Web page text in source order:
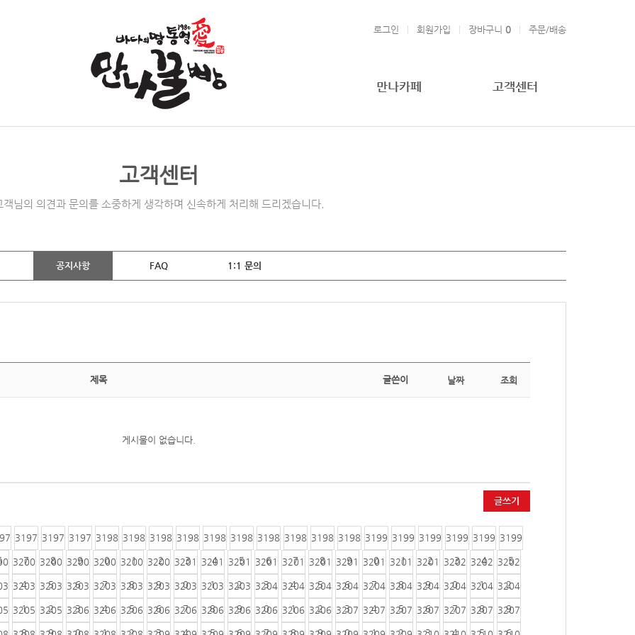
로그인 회원가입 장바구니 0 주문/배송
만나카페 고객센터
고객센터
객님의 의견과 문의를 소중하게 생각하며 신속하게 처리해 드리겠습니다.
공지사항 FAQ 1:1 문의
제목 글쓴이 날짜 조회
게시물이 없습니다.
글쓰기
3197
7
3197
8
3197
9
3198
0
3198
1
3198
2
3198
3
3198
4
3198
5
3198
6
3198
7
3198
8
3198
9
3199
0
3199
1
3199
2
3199
3
3199
4
3199
5
3200
4
3200
5
3200
6
3200
7
3200
8
3200
9
3201
0
3201
1
3201
2
3201
3
3201
4
3201
5
3201
6
3201
7
3201
8
3201
9
3202
0
3202
1
3202
2
3203
1
3203
2
3203
3
3203
4
3203
5
3203
6
3203
7
3203
8
3203
9
3204
0
3204
1
3204
2
3204
3
3204
4
3204
5
3204
6
3204
7
3204
8
3204
9
3205
8
3205
9
3206
0
3206
1
3206
2
3206
3
3206
4
3206
5
3206
6
3206
7
3206
8
3206
9
3207
0
3207
1
3207
2
3207
3
3207
4
3207
5
3207
6